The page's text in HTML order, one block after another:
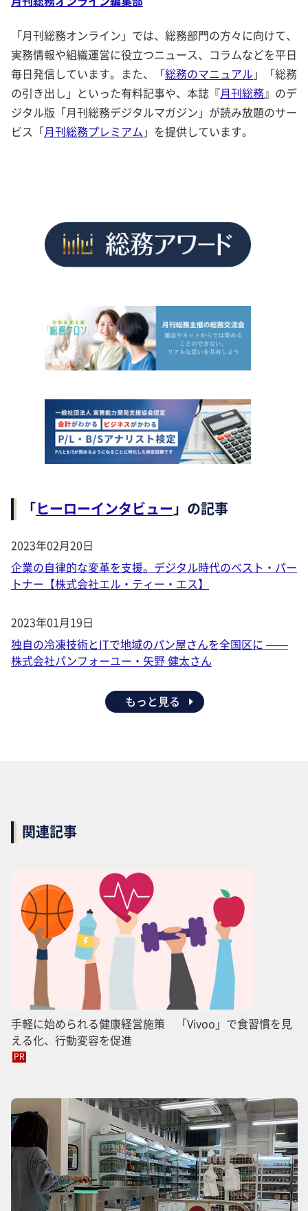
「月刊総務オンライン」では、総務部門の方々に向けて、
実務情報や組織運営に役立つニュース、コラムなどを平日
毎日発信しています。また、「総務のマニュアル 」「総務
の引き出し」といった有料記事や、本誌『月刊総務』のデ
ジタル版「月刊総務デジタルマガジン」が読み放題のサー
ビス「月刊総務プレミアム 」を提供しています。
「ヒーローインタビュー」の記事
2023年02月20日
企業の自律的な変革を支援。デジタル時代のベスト・パー
トナー【株式会社エル・ティー・エス】
2023年01月19日
独自の冷凍技術とITで地域のパン屋さんを全国区に ——
株式会社パンフォーユー・矢野 健太さん
もっと見る
関連記事
手軽に始められる健康経営施策 「Vivoo」で食習慣を見
える化、行動変容を促進
PR